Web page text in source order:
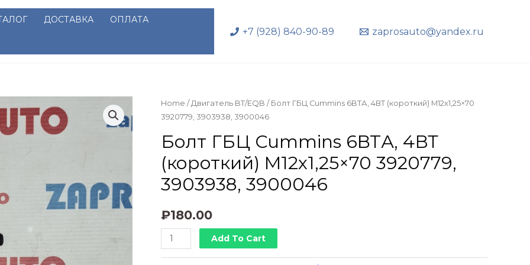
ДОСТАВКА ОПЛАТА
+7 (928) 840-90-89 zaprosauto@yandex.ru
Home / Двигатель BT/EQB / Болт ГБЦ Cummins 6BTА, 4ВТ (короткий) M12x1,25×70
3920779, 3903938, 3900046
Болт ГБЦ Cummins 6BTА, 4ВТ
(короткий) M12x1,25×70 3920779,
3903938, 3900046
₽180.00
Болт
ГБЦ
Add To Cart